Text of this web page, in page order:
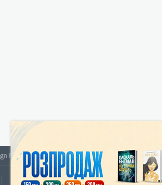
Rights |
Інтернет-магазин «Видавництво Богдан»: